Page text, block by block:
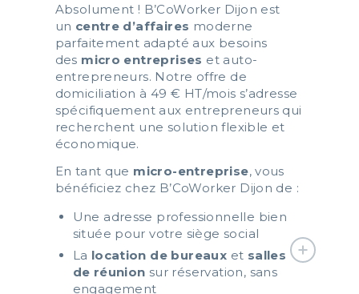
Absolument ! B’CoWorker Dijon est
un centre d’affaires moderne
parfaitement adapté aux besoins
des micro entreprises et auto-
entrepreneurs. Notre offre de
domiciliation à 49 € HT/mois s’adresse
spécifiquement aux entrepreneurs qui
recherchent une solution flexible et
économique.
En tant que micro-entreprise, vous
bénéficiez chez B’CoWorker Dijon de :
Une adresse professionnelle bien
située pour votre siège social
La location de bureaux et salles
de réunion sur réservation, sans
engagement